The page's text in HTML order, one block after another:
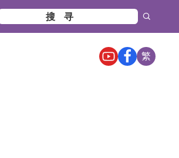
繁